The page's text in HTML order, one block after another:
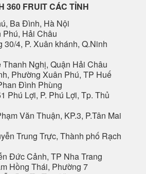
360 FRUIT CÁC TỈNH
Ba Đình, Hà Nội
Phú, Hải Châu
30/4, P. Xuân khánh, Q.Ninh
Nghị, Quận Hải Châu
Phường Xuân Phú, TP Huế
Đình Phùng
Phú Lợi, P. Phú Lợi, Tp. Thủ
Văn Thuận, KP.3, P.Tân Mai
Trung Trực, Thành phố Rạch
Đức Cảnh, TP Nha Trang
Hồng Thái, Phường 7